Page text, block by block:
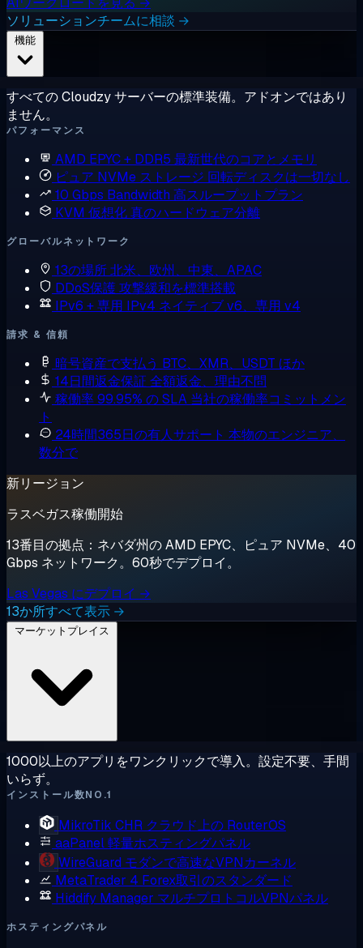
ソリューションチームに相談 →
すべての Cloudzy サーバーの標準装備。アドオンではあり
ません。
パフォーマンス
AMD EPYC + DDR5 最新世代のコアとメモリ
ピュア NVMe ストレージ 回転ディスクは一切なし
10 Gbps Bandwidth 高スループットプラン
KVM 仮想化真のハードウェア分離
グローバルネットワーク
13の場所北米、欧州、中東、APAC
DDoS保護攻撃緩和を標準搭載
IPv6 + 専用 IPv4 ネイティブ v6、専用 v4
請求 & 信頼
暗号資産で支払う BTC、XMR、USDT ほか
14日間返金保証 全額返金、理由不問
稼働率 99.95% の SLA 当社の稼働率コミットメン
ト
24時間365日の有人サポート 本物のエンジニア、
数分で
新リージョン
ラスベガス稼働開始
13番目の拠点：ネバダ州の AMD EPYC、ピュア NVMe、40
Gbps ネットワーク。60秒でデプロイ。
Las Vegas にデプロイ →
13か所すべて表示 →
1000以上のアプリをワンクリックで導入。設定不要、手間
いらず。
インストール数NO.1
MikroTik CHR クラウド上の RouterOS
aaPanel軽量ホスティングパネル
WireGuard モダンで高速なVPNカーネル
MetaTrader 4 Forex取引のスタンダード
Hiddify Manager マルチプロトコルVPNパネル
ホスティングパネル